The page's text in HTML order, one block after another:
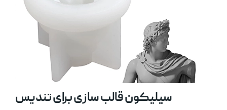
سیلیکون قالب سازی برای تندیس